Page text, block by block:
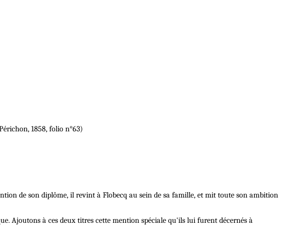
1858, folio n°63)
de son diplôme, il revint à Flobecq au sein de sa famille, et mit toute son ambition
Ajoutons à ces deux titres cette mention spéciale qu'ils lui furent décernés à